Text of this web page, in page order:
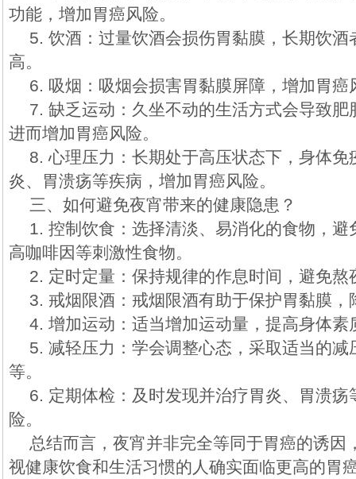
功能，增加胃癌风险。
5. 饮酒：过量饮酒会损伤胃黏膜，长期饮酒
高。
6. 吸烟：吸烟会损害胃黏膜屏障，增加胃癌
7. 缺乏运动：久坐不动的生活方式会导致肥
进而增加胃癌风险。
8. 心理压力：长期处于高压状态下，身体免
炎、胃溃疡等疾病，增加胃癌风险。
三、如何避免夜宵带来的健康隐患？
1. 控制饮食：选择清淡、易消化的食物，避
高咖啡因等刺激性食物。
2. 定时定量：保持规律的作息时间，避免熬
3. 戒烟限酒：戒烟限酒有助于保护胃黏膜，
4. 增加运动：适当增加运动量，提高身体素
5. 减轻压力：学会调整心态，采取适当的减
等。
6. 定期体检：及时发现并治疗胃炎、胃溃疡
险。
总结而言，夜宵并非完全等同于胃癌的诱因
视健康饮食和生活习惯的人确实面临更高的胃